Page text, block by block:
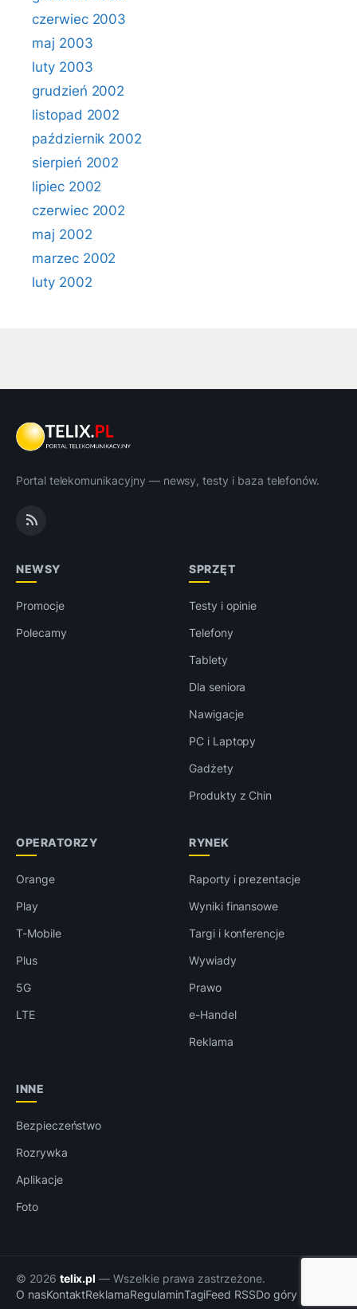
czerwiec 2003
maj 2003
luty 2003
grudzień 2002
listopad 2002
październik 2002
sierpień 2002
lipiec 2002
czerwiec 2002
maj 2002
marzec 2002
luty 2002
Portal telekomunikacyjny — newsy, testy i baza telefonów.
NEWSY
Promocje
Polecamy
SPRZĘT
Testy i opinie
Telefony
Tablety
Dla seniora
Nawigacje
PC i Laptopy
Gadżety
Produkty z Chin
OPERATORZY
Orange
Play
T-Mobile
Plus
5G
LTE
RYNEK
Raporty i prezentacje
Wyniki finansowe
Targi i konferencje
Wywiady
Prawo
e-Handel
Reklama
INNE
Bezpieczeństwo
Rozrywka
Aplikacje
Foto
© 2026 telix.pl — Wszelkie prawa zastrzeżone.
O nasKontaktReklamaRegulaminTagiFeed RSSDo góry ↑